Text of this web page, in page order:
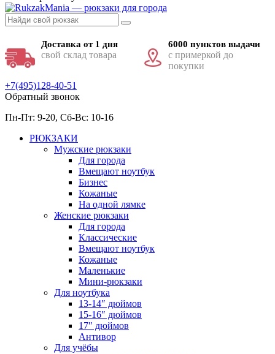
Доставка от 1 дня
свой склад товара
6000 пунктов выдачи
с примеркой до
покупки
+7(495)128-40-51
Обратный звонок
Пн-Пт: 9-20, Сб-Вс: 10-16
РЮКЗАКИ
Мужские рюкзаки
Для города
Вмещают ноутбук
Бизнес
Кожаные
На одной лямке
Женские рюкзаки
Для города
Классические
Вмещают ноутбук
Кожаные
Маленькие
Мини-рюкзаки
Для ноутбука
13-14″ дюймов
15-16″ дюймов
17″ дюймов
Антивор
Для учёбы